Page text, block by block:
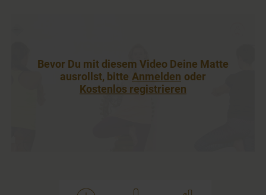
Bevor Du mit diesem Video Deine Matte
ausrollst, bitte Anmelden oder
Kostenlos registrieren